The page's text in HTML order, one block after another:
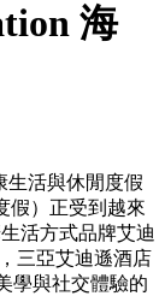
海
生活與休閒度假
假）正受到越來
活方式品牌艾迪
三亞艾迪遜酒店
學與社交體驗的